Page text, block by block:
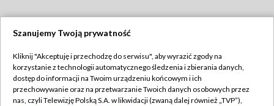
TVP
Abonament TVP
Regulamin TVP
Szanujemy Twoją prywatność
Kliknij "Akceptuję i przechodzę do serwisu", aby wyrazić zgody na
korzystanie z technologii automatycznego śledzenia i zbierania danych,
dostęp do informacji na Twoim urządzeniu końcowym i ich
przechowywanie oraz na przetwarzanie Twoich danych osobowych przez
nas, czyli Telewizję Polską S.A. w likwidacji (zwaną dalej również „TVP”),